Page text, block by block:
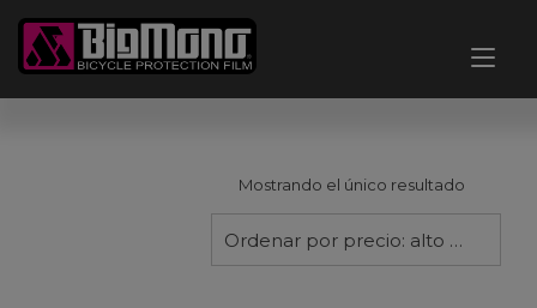
contenido
Mostrando el único resultado
Ordenar por precio: alto a bajo